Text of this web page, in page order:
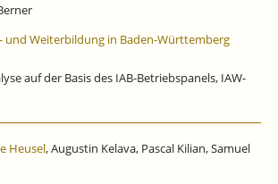
und Weiterbildung in Baden-Württemberg
auf der Basis des IAB-Betriebspanels, IAW-
Heusel, Augustin Kelava, Pascal Kilian, Samuel